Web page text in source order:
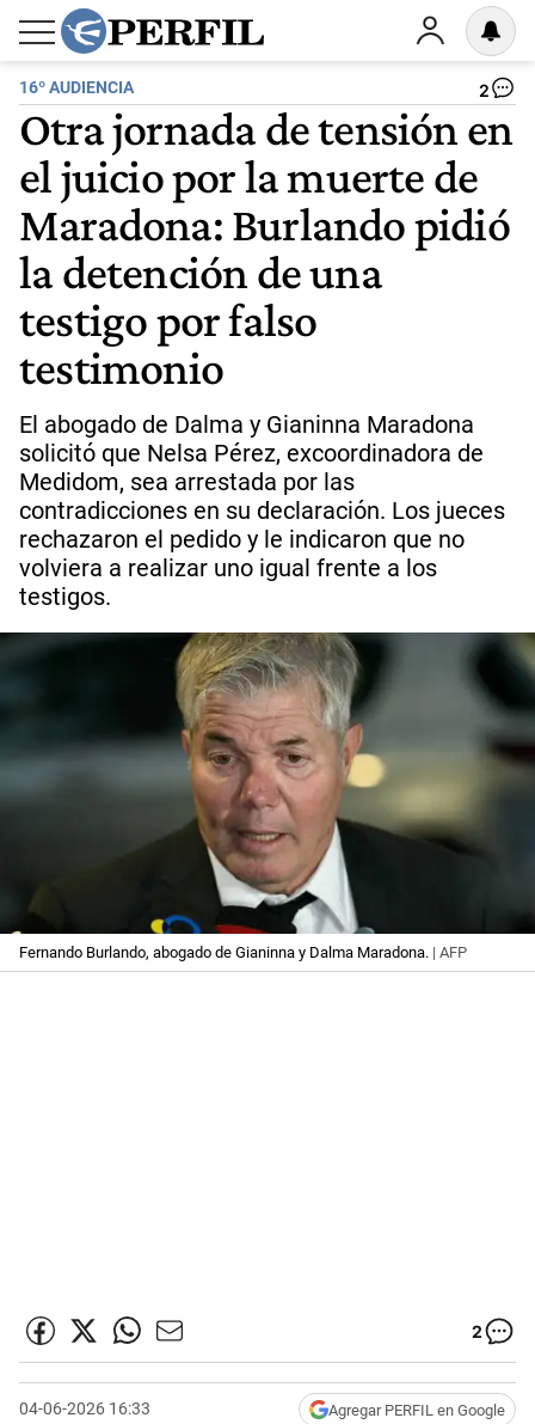
16º AUDIENCIA 2
Otra jornada de tensión en
el juicio por la muerte de
Maradona: Burlando pidió
la detención de una
testigo por falso
testimonio
El abogado de Dalma y Gianinna Maradona
solicitó que Nelsa Pérez, excoordinadora de
Medidom, sea arrestada por las
contradicciones en su declaración. Los jueces
rechazaron el pedido y le indicaron que no
volviera a realizar uno igual frente a los
testigos.
Fernando Burlando, abogado de Gianinna y Dalma Maradona. | AFP
2
04-06-2026 16:33 Agregar PERFIL en Google